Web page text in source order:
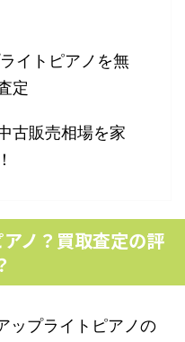
イトピアノを無
定
古販売相場を家
ノ？買取査定の評
ップライトピアノの